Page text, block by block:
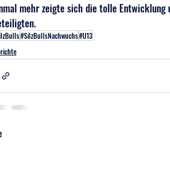
mehr zeigte sich die tolle
#SilzBullsNachwuchs#U13